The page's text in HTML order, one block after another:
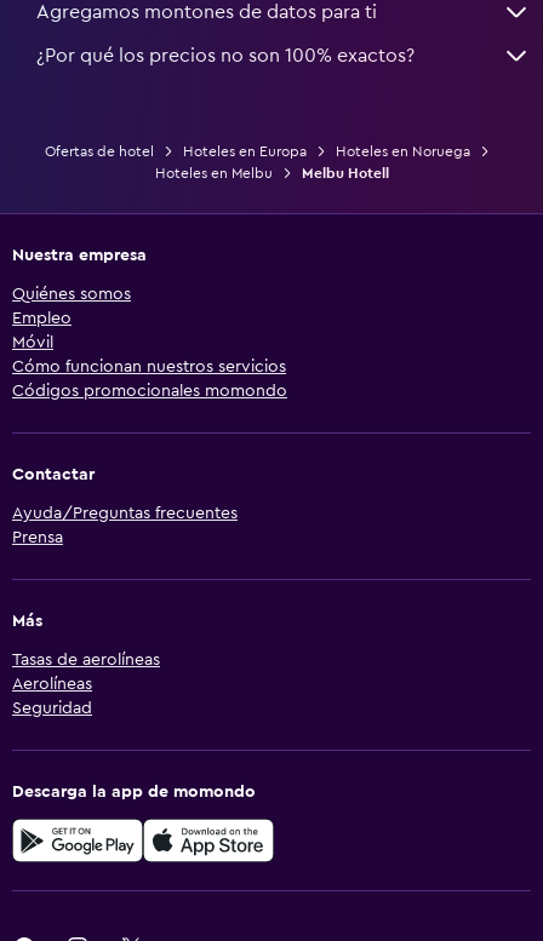
Agregamos montones de datos para ti
¿Por qué los precios no son 100% exactos?
Ofertas de hotel Hoteles en Europa
Hoteles en Noruega
Hoteles en Melbu
Melbu Hotell
Nuestra empresa
Quiénes somos
Empleo
Móvil
Cómo funcionan nuestros servicios
Códigos promocionales momondo
Contactar
Ayuda/Preguntas frecuentes
Prensa
Más
Tasas de aerolíneas
Aerolíneas
Seguridad
Descarga la app de momondo